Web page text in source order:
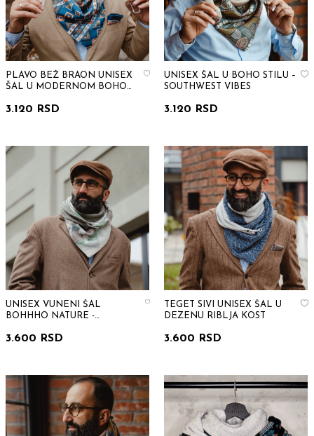
PLAVO BEŽ BRAON UNISEX
ŠAL U MODERNOM BOHO
3.120 RSD
UNISEX ŠAL U BOHO STILU –
SOUTHWEST VIBES
3.120 RSD
UNISEX VUNENI ŠAL
BOHHHO NATURE -
STILU
3.600 RSD
TEGET SIVI UNISEX ŠAL U
DEZENU RIBLJA KOST
3.600 RSD